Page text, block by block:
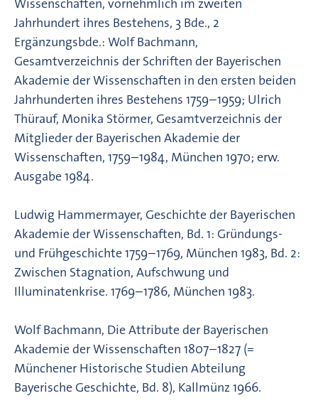
Wissenschaften, vornehmlich im zweiten
Jahrhundert ihres Bestehens, 3 Bde., 2
Ergänzungsbde.: Wolf Bachmann,
Gesamtverzeichnis der Schriften der Bayerischen
Akademie der Wissenschaften in den ersten beiden
Jahrhunderten ihres Bestehens 1759–1959; Ulrich
Thürauf, Monika Störmer, Gesamtverzeichnis der
Mitglieder der Bayerischen Akademie der
Wissenschaften, 1759–1984, München 1970; erw.
Ausgabe 1984.
Ludwig Hammermayer, Geschichte der Bayerischen
Akademie der Wissenschaften, Bd. 1: Gründungs-
und Frühgeschichte 1759–1769, München 1983, Bd. 2:
Zwischen Stagnation, Aufschwung und
Illuminatenkrise. 1769–1786, München 1983.
Wolf Bachmann, Die Attribute der Bayerischen
Akademie der Wissenschaften 1807–1827 (=
Münchener Historische Studien Abteilung
Bayerische Geschichte, Bd. 8), Kallmünz 1966.